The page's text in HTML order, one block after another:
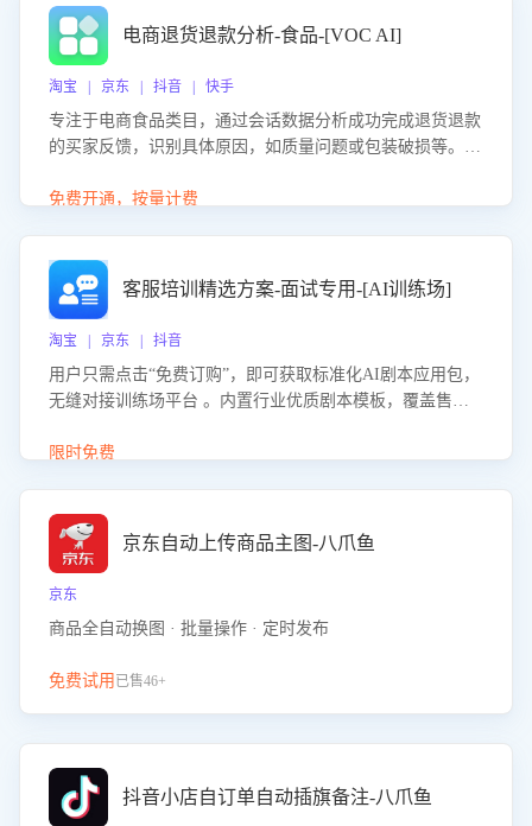
电商退货退款分析-食品-[VOC AI]
淘宝 | 京东 | 抖音 | 快手
专注于电商食品类目，通过会话数据分析成功完成退货退款
的买家反馈，识别具体原因，如质量问题或包装破损等。结
商家降低退款率，提升售后效率。
免费开通，按量计费
客服培训精选方案-面试专用-[AI训练场]
淘宝 | 京东 | 抖音
用户只需点击“免费订购”，即可获取标准化AI剧本应用包，
无缝对接训练场平台 。内置行业优质剧本模板，覆盖售前
初始化时间，助力企业快速启动智能客服训练
限时免费
京东自动上传商品主图-八爪鱼
京东
商品全自动换图 · 批量操作 · 定时发布
免费试用 已售46+
抖音小店自订单自动插旗备注-八爪鱼